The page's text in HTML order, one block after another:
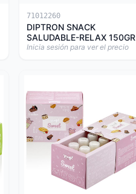
71012260
DIPTRON SNACK
SALUDABLE-RELAX 150GR
Inicia sesión para ver el precio